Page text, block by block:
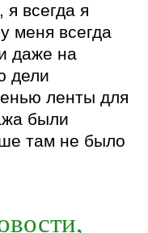
я всегда я
меня всегда
даже на
дели
ленты для
были
там не было